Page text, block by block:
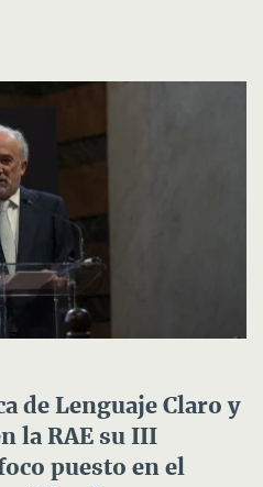
de Lenguaje Claro y
la RAE su III
puesto en el